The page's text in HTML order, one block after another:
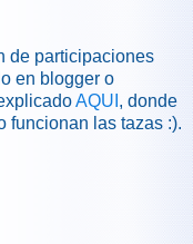
de participaciones
en blogger o
AQUI , donde
funcionan las tazas :).